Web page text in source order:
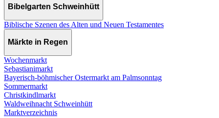
Bibelgarten Schweinhütt
Biblische Szenen des Alten und Neuen Testamentes
Märkte in Regen
Wochenmarkt
Sebastianimarkt
Bayerisch-böhmischer Ostermarkt am Palmsonntag
Sommermarkt
Christkindlmarkt
Waldweihnacht Schweinhütt
Marktverzeichnis